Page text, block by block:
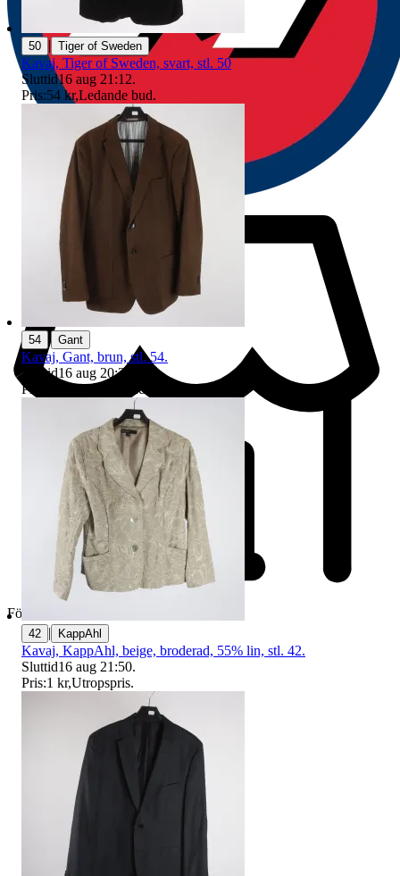
Företag
50 | Tiger of Sweden
Kavaj, Tiger of Sweden, svart, stl. 50
Sluttid16 aug 21:12.
Pris:54 kr,Ledande bud.
54 Gant
Kavaj, Gant, brun, stl. 54.
Sluttid16 aug 20:32
Pris:
Ledande bud
42 | KappAhl
Kavaj, KappAhl, beige, broderad, 55% lin, stl. 42.
Sluttid16 aug 21:50.
Pris:1 kr,Utropspris.